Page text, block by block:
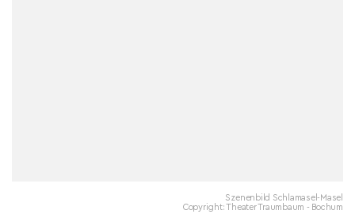
Szenenbild Schlamasel-Masel
Copyright: Theater Traumbaum - Bochum